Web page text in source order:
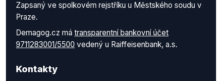
Zapsaný ve spolkovém rejstříku u Městského soudu v
Praze.
Demagog.cz má transparentní bankovní účet
9711283001/5500 vedený u Raiffeisenbank, a.s.
Kontakty